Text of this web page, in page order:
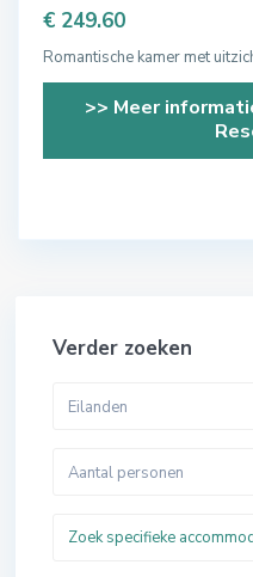
€ 249.60
Romantische kamer met
>> Meer
Verder zoeken
Eilanden
Aantal personen